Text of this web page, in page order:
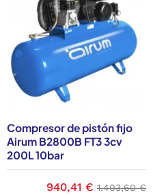
Compresor de pistón fijo
Airum B2800B FT3 3cv
200L 10bar
Precio
940,41 € Precio
1.403,60 €